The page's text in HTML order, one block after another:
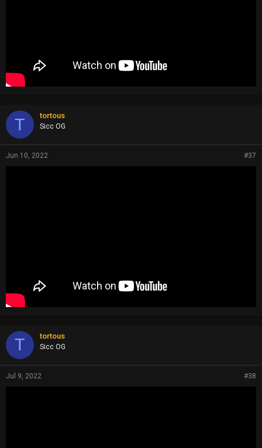
T tortous
Sicc OG
Jun 10, 2022 #37
T tortous
Sicc OG
Jul 9, 2022 #38